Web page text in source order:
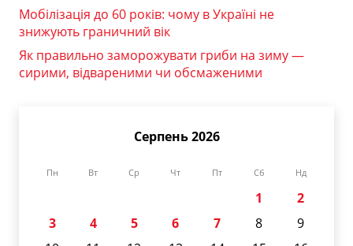
Мобілізація до 60 років: чому в Україні не
знижують граничний вік
Як правильно заморожувати гриби на зиму —
сирими, відвареними чи обсмаженими
Серпень 2026
Пн Вт Ср Чт Пт Сб Нд
1
2
3
4 5 6 7 8
9